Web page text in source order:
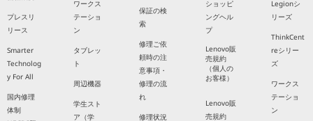
プレスリ
リース
Smarter
Technolog
y For All
国内修理
体制
ワークス
テーショ
ン
タブレッ
ト
周辺機器
学生スト
ア（学
保証の検
索
修理ご依
頼時の注
意事項・
修理の流
れ
修理状況
ショッピ
ングヘル
プ
Lenovo販
売規約
（個人の
お客様）
Lenovo販
売規約
Legionシ
リーズ
ThinkCent
reシリー
ズ
ワークス
テーショ
ン